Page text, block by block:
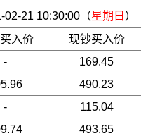
21 10:30:00（星期日 ）
入价 现钞买入价
- 169.45
490.23
- 115.04
493.65